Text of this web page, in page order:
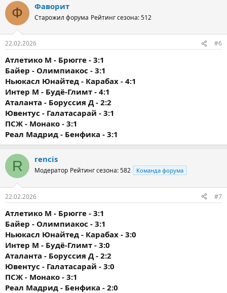
Ф Фаворит
Старожил форума Рейтинг сезона: 512
22.02.2026 #6
Атлетико М - Брюгге - 3:1
Байер - Олимпиакос - 3:1
Ньюкасл Юнайтед - Карабах - 4:1
Интер М - Будё-Глимт - 4:1
Аталанта - Боруссия Д - 2:2
Ювентус - Галатасарай - 3:1
ПСЖ - Монако - 3:1
Реал Мадрид - Бенфика - 3:1
R rencis
Модератор Рейтинг сезона: 582 Команда форума
22.02.2026 #7
Атлетико М - Брюгге - 3:1
Байер - Олимпиакос - 3:1
Ньюкасл Юнайтед - Карабах - 3:0
Интер М - Будё-Глимт - 3:0
Аталанта - Боруссия Д - 2:2
Ювентус - Галатасарай - 3:0
ПСЖ - Монако - 3:1
Реал Мадрид - Бенфика - 2:0